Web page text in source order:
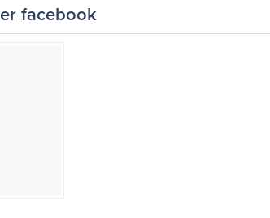
facebook